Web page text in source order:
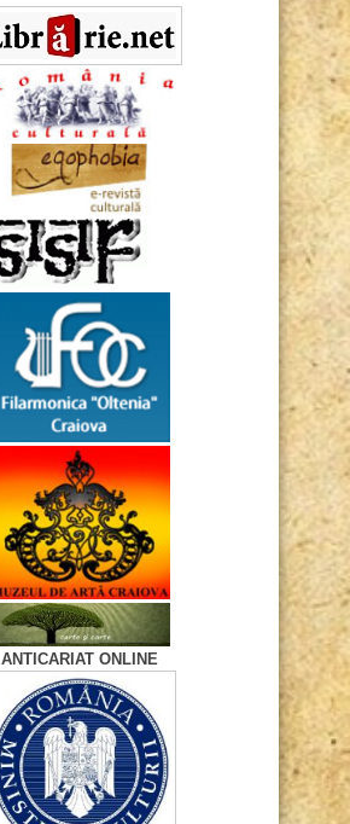
ANTICARIAT ONLINE